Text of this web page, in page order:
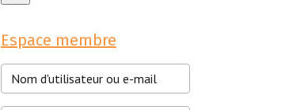
Espace membre